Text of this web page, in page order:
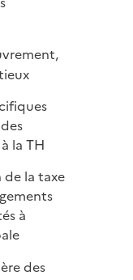
la TH
la taxe
à
des